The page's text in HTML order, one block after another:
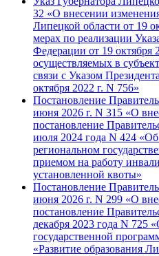
32 «О внесении
Липецкой области от 19
мерах по реализации
Федерации от 19 октября
осуществляемых в
связи с Указом
октября 2022 г. N 756»
Постановление
июня 2026 г. N 315 «О
постановление
июля 2024 года N 424
региональном
приемом на работу
установленной квоты»
Постановление
июня 2026 г. N 299 «О
постановление
декабря 2023 года N 725
государственной
«Развитие образования